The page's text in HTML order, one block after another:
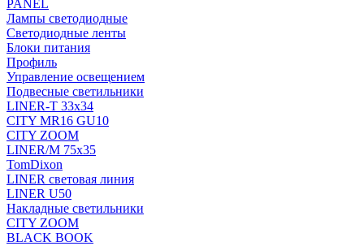
PANEL
Лампы светодиодные
Светодиодные ленты
Блоки питания
Профиль
Управление освещением
Подвесные светильники
LINER-T 33x34
CITY MR16 GU10
CITY ZOOM
LINER/M 75х35
TomDixon
LINER световая линия
LINER U50
Накладные светильники
CITY ZOOM
BLACK BOOK